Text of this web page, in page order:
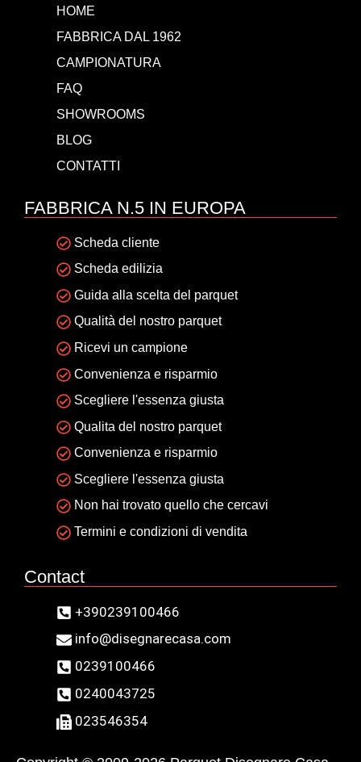
HOME
FABBRICA DAL 1962
CAMPIONATURA
FAQ
SHOWROOMS
BLOG
CONTATTI
FABBRICA N.5 IN EUROPA
Scheda cliente
Scheda edilizia
Guida alla scelta del parquet
Qualità del nostro parquet
Ricevi un campione
Convenienza e risparmio
Scegliere l'essenza giusta
Qualita del nostro parquet
Convenienza e risparmio
Scegliere l'essenza giusta
Non hai trovato quello che cercavi
Termini e condizioni di vendita
Contact
+390239100466
info@disegnarecasa.com
0239100466
0240043725
023546354